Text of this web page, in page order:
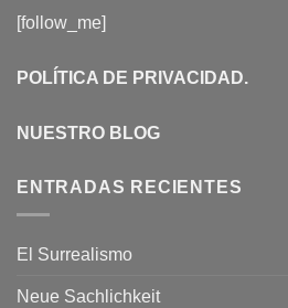
[follow_me]
POLÍTICA DE PRIVACIDAD.
NUESTRO BLOG
ENTRADAS RECIENTES
El Surrealismo
Neue Sachlichkeit